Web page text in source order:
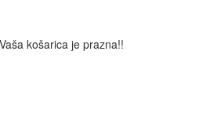
Vaša košarica je prazna!!